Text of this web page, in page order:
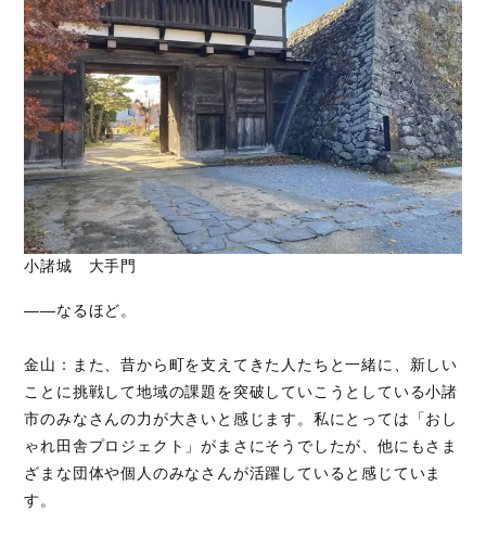
小諸城 大手門
――なるほど。
金山：また、昔から町を支えてきた人たちと一緒に、新しい
ことに挑戦して地域の課題を突破していこうとしている小諸
市のみなさんの力が大きいと感じます。私にとっては「おし
ゃれ田舎プロジェクト」がまさにそうでしたが、他にもさま
ざまな団体や個人のみなさんが活躍していると感じていま
す。